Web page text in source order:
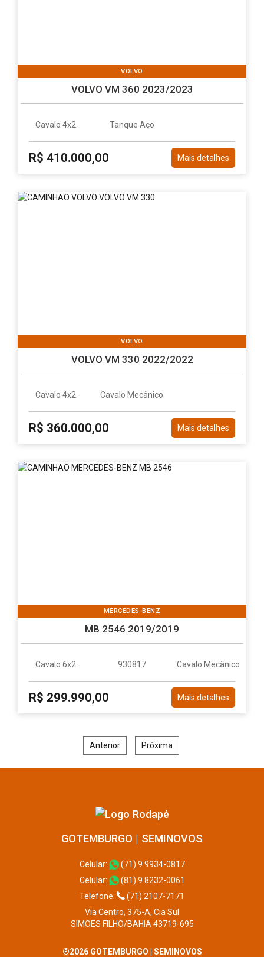
VOLVO
VOLVO VM 360 2023/2023
Cavalo 4x2 Tanque Aço
R$ 410.000,00 Mais detalhes
VOLVO
VOLVO VM 330 2022/2022
Cavalo 4x2 Cavalo Mecânico
R$ 360.000,00 Mais detalhes
MERCEDES-BENZ
MB 2546 2019/2019
Cavalo 6x2 930817 Cavalo Mecânico
R$ 299.990,00 Mais detalhes
Anterior Próxima
GOTEMBURGO | SEMINOVOS
Celular:
(71) 9 9934-0817
Celular:
(81) 9 8232-0061
Telefone:
(71) 2107-7171
Via Centro, 375-A, Cia Sul
SIMOES FILHO/BAHIA 43719-695
®2026 GOTEMBURGO | SEMINOVOS